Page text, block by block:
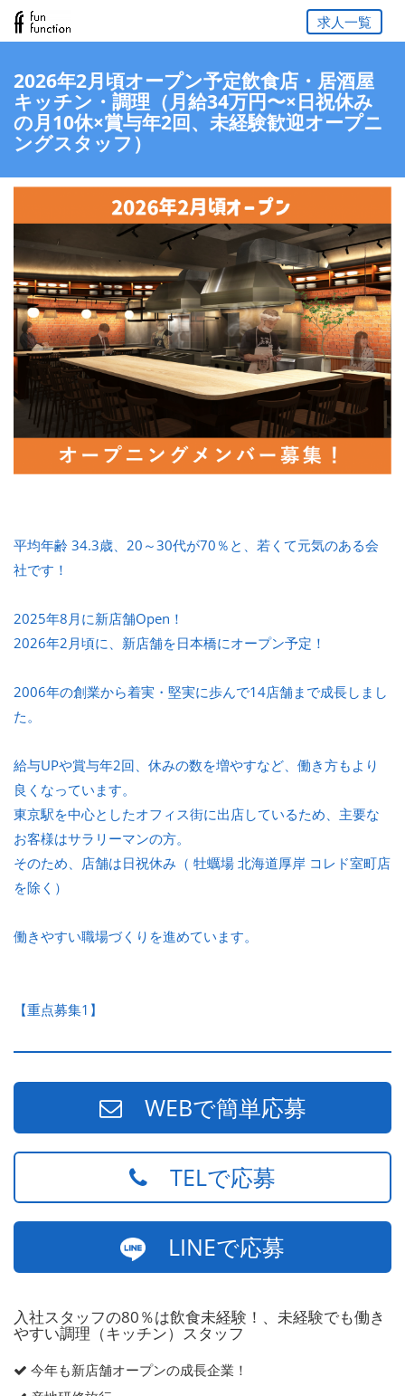
求人一覧
2026年2月頃オープン予定飲食店・居酒屋
キッチン・調理（月給34万円〜×日祝休み
の月10休×賞与年2回、未経験歓迎オープニ
ングスタッフ）
平均年齢 34.3歳、20～30代が70％と、若くて元気のある会
社です！
2025年8月に新店舗Open！
2026年2月頃に、新店舗を日本橋にオープン予定！
2006年の創業から着実・堅実に歩んで14店舗まで成長しまし
た。
給与UPや賞与年2回、休みの数を増やすなど、働き方もより
良くなっています。
東京駅を中心としたオフィス街に出店しているため、主要な
お客様はサラリーマンの方。
そのため、店舗は日祝休み（ 牡蠣場 北海道厚岸 コレド室町店
を除く）
働きやすい職場づくりを進めています。
【重点募集1】
WEBで簡単応募
TELで応募
LINEで応募
入社スタッフの80％は飲食未経験！、未経験でも働き
やすい調理（キッチン）スタッフ
今年も新店舗オープンの成長企業！